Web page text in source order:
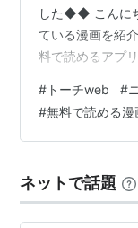
トゥー・エス
凪渡り―及び
した◆◆ こんに
ている漫画を紹
料で読めるアプ
の青年の人生を
著：高浜 寛先生
灯はランタンと
（1） （SPコミ
# トーチweb #
#無料で読める漫
ネットで話題